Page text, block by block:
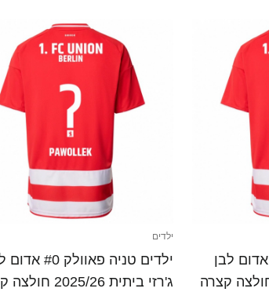
ילדים מתאו ראב #31 אדום לבן
ילדים
ילדים טניה פאוולק #0
ג'רזי ביתית 2025/26 חולצה קצרה